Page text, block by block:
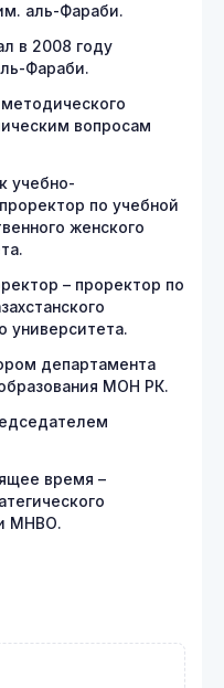
аль-Фараби.
в 2008 году
Фараби.
вопросам
учебно-
по учебной
женского
– проректор по
университета.
департамента
МОН РК.
время –
МНВО.